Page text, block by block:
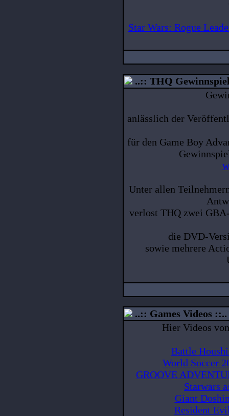
Star Wars: Rogue
..:: THQ
anlässlich der
für den Game Boy
Unter allen
verlost THQ zwei
die DVD-
sowie mehrere
..:: Games Videos ::..
Hier Videos
Battle
World Soccer
GROOVE
Starwars
Giant
Resident